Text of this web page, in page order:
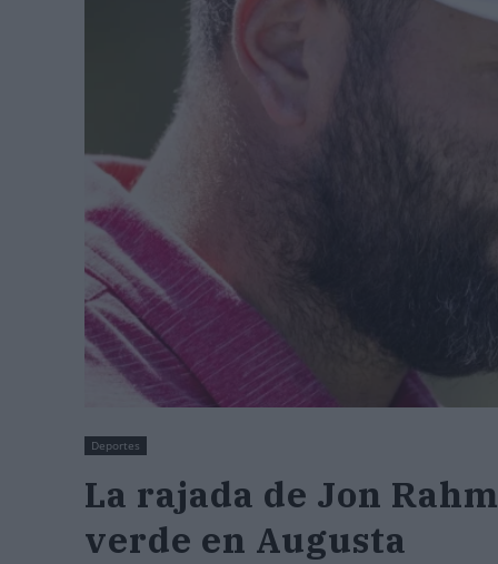
Deportes
La rajada de Jon
verde en Augusta